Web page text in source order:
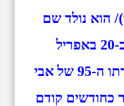
הוא נולד שם
ב-1920 .הביקור היה ב-20 באפריל
2015, סמוך ליום הולדתו ה-95 של אבי
כחודשים קודם